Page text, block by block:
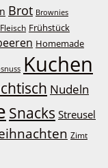
Brot Brownies
Fleisch Frühstück
Homemade
Kuchen
Nudeln
Snacks Streusel
Zimt